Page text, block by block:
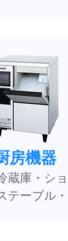
房機器
蔵庫・シ
テーブル